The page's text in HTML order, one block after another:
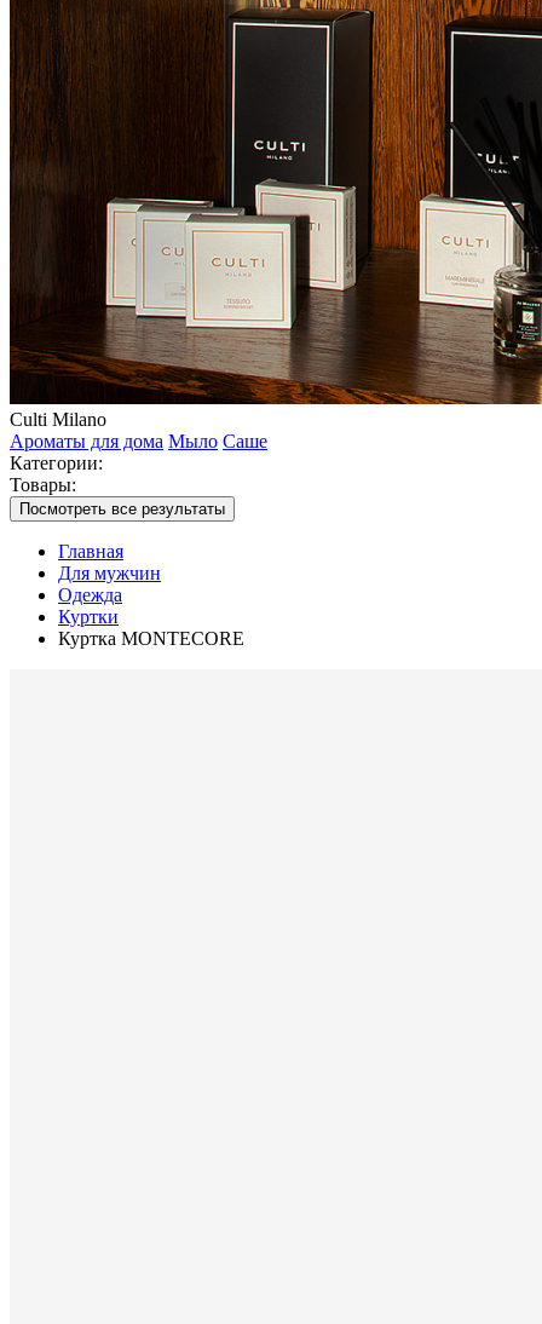
Culti Milano
Ароматы для дома Мыло Саше
Категории:
Товары:
Посмотреть все результаты
Главная
Для мужчин
Одежда
Куртки
Куртка MONTECORE